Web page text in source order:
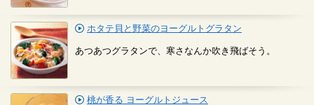
ホタテ貝と野菜のヨーグルトグラタン
あつあつグラタンで、寒さなんか吹き飛ばそう。
桃が香る ヨーグルトジュース